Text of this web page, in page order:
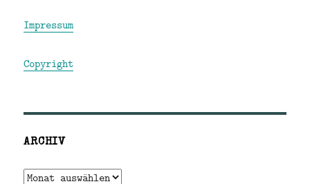
Impressum
Copyright
ARCHIV
Archiv